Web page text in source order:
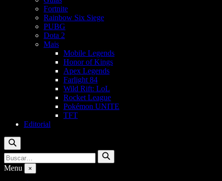
Fortnite
Rainbow Six Siege
PUBG
Dota 2
Mais
Mobile Legends
Honor of Kings
Apex Legends
Farlight 84
Wild Rift: LoL
Rocket League
Pokémon UNITE
TFT
Editorial
Buscar
Buscar
por:
Buscar
Menu ×